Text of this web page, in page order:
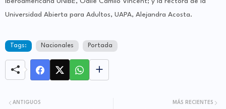
Universidad Abierta para Adultos, UAPA, Alejandra Acosta.
Tags: Nacionales Portada
MÁS RECIENTES
ANTIGUOS